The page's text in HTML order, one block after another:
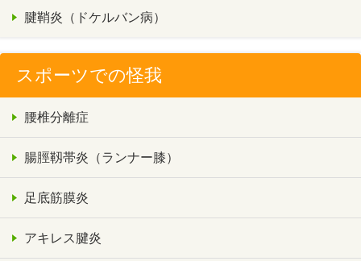
腱鞘炎（ドケルバン病）
スポーツでの怪我
腰椎分離症
腸脛靱帯炎（ランナー膝）
足底筋膜炎
アキレス腱炎